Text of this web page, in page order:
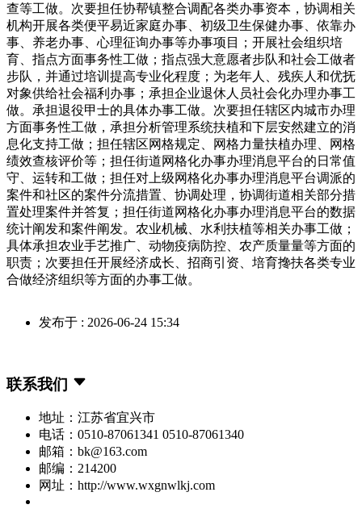
查等工做。次要担任协帮镇整合调配各类办事资本，协调相关
机构开展各类便平易近家庭办事、初级卫生保健办事、依靠办
事、养老办事、心理征询办事等办事项目；开展社会组织培
育、指点方面事务性工做；指点强大意愿者步队和社会工做者
步队，并通过培训提高专业化程度；为老年人、残疾人和优抚
对象供给社会福利办事；承担企业退休人员社会化办理办事工
做。承担退役甲士的具体办事工做。次要担任辖区内城市办理
方面事务性工做，承担分析管理系统扶植和下层安然建立的消
息化支持工做；担任辖区网格规定、网格力量扶植办理、网格
绩效查核评价等；担任街道网格化办事办理消息平台的日常值
守、运转和工做；担任对上级网格化办事办理消息平台调派的
案件和社区的案件分流措置、协调处理，协调街道相关部分措
置处理案件并答复；担任街道网格化办事办理消息平台的数据
统计阐发和案件阐发。农业机械、水利扶植等相关办事工做；
具体承担农业手艺推广、动物疫病防控、农产质量量等方面的
职责；次要担任开展经济成长、招商引资、培育搀扶各类专业
合做经济组织等方面的办事工做。
发布于 : 2026-06-24 15:34
联系我们
地址：江苏省宜兴市
电话：0510-87061341 0510-87061340
邮箱：bk@163.com
邮编：214200
网址：http://www.wxgnwlkj.com